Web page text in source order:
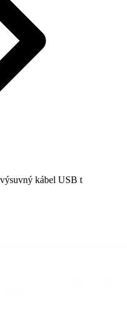
kábel USB t